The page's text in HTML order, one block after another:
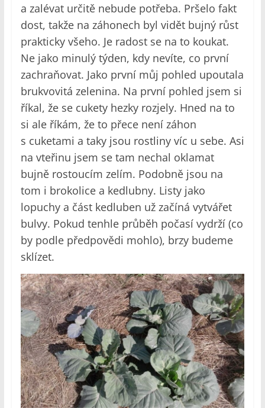
a zalévat určitě nebude potřeba. Pršelo fakt
dost, takže na záhonech byl vidět bujný růst
prakticky všeho. Je radost se na to koukat.
Ne jako minulý týden, kdy nevíte, co první
zachraňovat. Jako první můj pohled upoutala
brukvovitá zelenina. Na první pohled jsem si
říkal, že se cukety hezky rozjely. Hned na to
si ale říkám, že to přece není záhon
s cuketami a taky jsou rostliny víc u sebe. Asi
na vteřinu jsem se tam nechal oklamat
bujně rostoucím zelím. Podobně jsou na
tom i brokolice a kedlubny. Listy jako
lopuchy a část kedluben už začíná vytvářet
bulvy. Pokud tenhle průběh počasí vydrží (co
by podle předpovědi mohlo), brzy budeme
sklízet.